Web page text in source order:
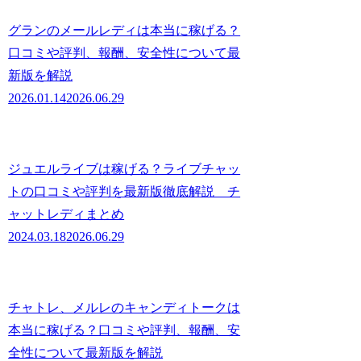
グランのメールレディは本当に稼げる？
口コミや評判、報酬、安全性について最
新版を解説
2026.01.142026.06.29
ジュエルライブは稼げる？ライブチャッ
トの口コミや評判を最新版徹底解説 チ
ャットレディまとめ
2024.03.182026.06.29
チャトレ、メルレのキャンディトークは
本当に稼げる？口コミや評判、報酬、安
全性について最新版を解説